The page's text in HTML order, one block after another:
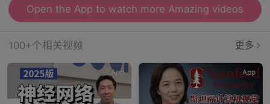
Open the App to watch more Amazing videos
100+个相关视频 更多
App App